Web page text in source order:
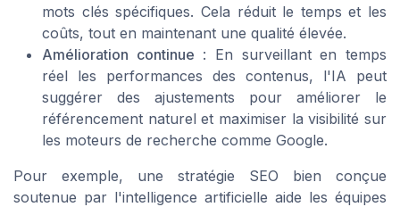
mots clés spécifiques. Cela réduit le temps et les
coûts, tout en maintenant une qualité élevée.
Amélioration continue : En surveillant en temps
réel les performances des contenus, l'IA peut
suggérer des ajustements pour améliorer le
référencement naturel et maximiser la visibilité sur
les moteurs de recherche comme Google.
Pour exemple, une stratégie SEO bien conçue
soutenue par l'intelligence artificielle aide les équipes